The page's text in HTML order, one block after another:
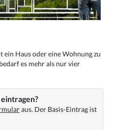
Haus oder eine Wohnung zu
es mehr als nur vier
aus. Der Basis-Eintrag ist